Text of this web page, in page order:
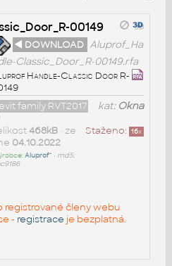
00149
◄ DOWNLOAD Aluprof_Ha
Classic_Door_R-00149.rfa
Handle-Classic Door R-
kat: Okna
family RVT2017
Staženo: 16x
468kB• ze
04.10.2022
Aluprof^ • md5:
registrované členy webu
- registrace je bezplatná.